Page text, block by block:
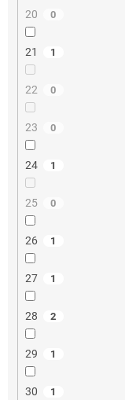
20 0
21 1
22 0
23 0
24 1
25 0
26 1
27 1
28 2
29 1
30 1